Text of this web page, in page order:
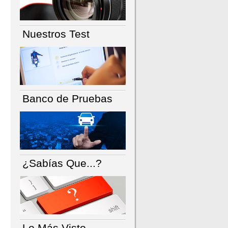
Nuestros Test
Banco de Pruebas
¿Sabías Que...?